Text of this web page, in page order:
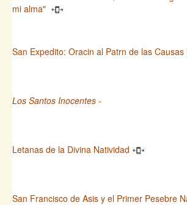
mi alma"
San Expedito: Oracin al Patrn de las Causas
Los Santos Inocentes -
Letanas de la Divina Natividad
San Francisco de Asis y el Primer Pesebre